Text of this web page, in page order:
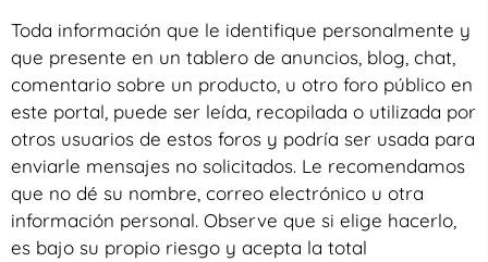
Toda información que le identifique personalmente y
que presente en un tablero de anuncios, blog, chat,
comentario sobre un producto, u otro foro público en
este portal, puede ser leída, recopilada o utilizada por
otros usuarios de estos foros y podría ser usada para
enviarle mensajes no solicitados. Le recomendamos
que no dé su nombre, correo electrónico u otra
información personal. Observe que si elige hacerlo,
es bajo su propio riesgo y acepta la total